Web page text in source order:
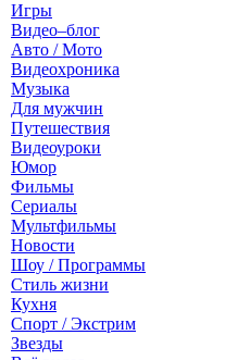
Игры
Видео–блог
Авто / Мото
Видеохроника
Музыка
Для мужчин
Путешествия
Видеоуроки
Юмор
Фильмы
Сериалы
Мультфильмы
Новости
Шоу / Программы
Стиль жизни
Кухня
Спорт / Экстрим
Звезды